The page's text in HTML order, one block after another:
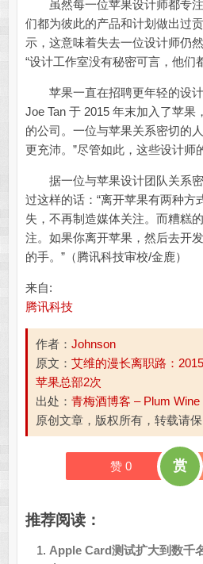
虽然每一位苹果设计师都专注
们都为彼此的产品和计划做出过
示，这意味着失去一位设计师仍
“设计工作室没有秘密可言，他们
苹果一直在招聘更年轻的设计
Joe Tan 于 2015 年末加入了苹果
的公司。一位与苹果关系密切的
更充沛。”尽管如此，这些设计师
据一位与苹果设计团队关系密
过这样的话：“离开苹果有两种方
失，不再制造媒体关注。而糟糕
注。如果你离开苹果，然后去开
的手。”（腾讯科技审校/金鹿）
来自:
腾讯科技
作者： Johnson
原文： 艾维的漫长离职路：
苹果总部2次
出处： 青梅酒博客 – Plum Wine
原创文章，版权所有，转载请保
赞 0 赏
推荐阅读：
Apple Card测试扩大到数千